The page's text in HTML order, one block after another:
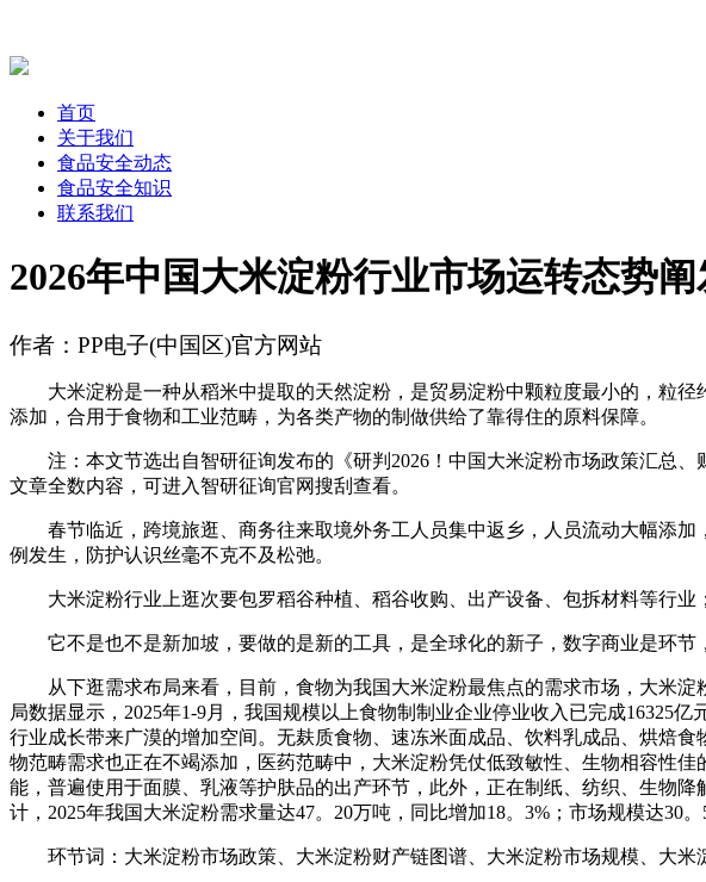
首页
关于我们
食品安全动态
食品安全知识
联系我们
2026年中国大米淀粉行业市场运转态势
作者：PP电子(中国区)官方网站
大米淀粉是一种从稻米中提取的天然淀粉，是贸易淀粉中颗粒度最小的，粒径
添加，合用于食物和工业范畴，为各类产物的制做供给了靠得住的原料保障。
注：本文节选出自智研征询发布的《研判2026！中国大米淀粉市场政策汇总、
文章全数内容，可进入智研征询官网搜刮查看。
春节临近，跨境旅逛、商务往来取境外务工人员集中返乡，人员流动大幅添加
例发生，防护认识丝毫不克不及松弛。
大米淀粉行业上逛次要包罗稻谷种植、稻谷收购、出产设备、包拆材料等行业
它不是也不是新加坡，要做的是新的工具，是全球化的新子，数字商业是环节
从下逛需求布局来看，目前，食物为我国大米淀粉最焦点的需求市场，大米淀
局数据显示，2025年1-9月，我国规模以上食物制制业企业停业收入已完成16325
行业成长带来广漠的增加空间。无麸质食物、速冻米面成品、饮料乳成品、烘焙
物范畴需求也正在不竭添加，医药范畴中，大米淀粉凭仗低致敏性、生物相容性
能，普遍使用于面膜、乳液等护肤品的出产环节，此外，正在制纸、纺织、生物
计，2025年我国大米淀粉需求量达47。20万吨，同比增加18。3%；市场规模达30。
环节词：大米淀粉市场政策、大米淀粉财产链图谱、大米淀粉市场规模、大米